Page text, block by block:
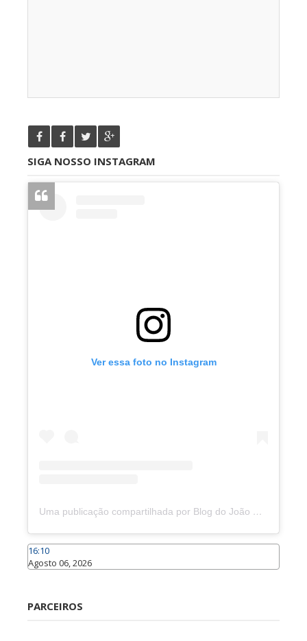
SIGA NOSSO INSTAGRAM
Ver essa foto no Instagram
Uma publicação compartilhada por Blog do João Marcolino (@joaomarcolinoneto)
16:10
Agosto 06, 2026
PARCEIROS